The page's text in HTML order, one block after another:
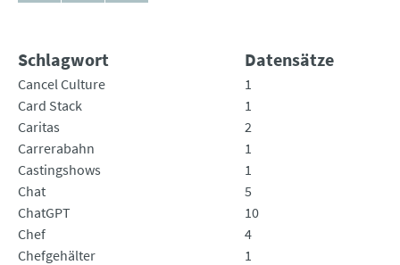
Schlagwort Datensätze
Cancel Culture
1
Card Stack
1
Caritas
2
Carrerabahn
1
Castingshows
1
Chat
5
ChatGPT
10
Chef
4
Chefgehälter
1